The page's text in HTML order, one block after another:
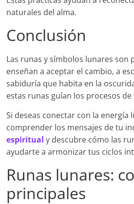
naturales del alma.
Conclusión
Las runas y símbolos lunares
enseñan a aceptar el cambio, a
sabiduría que habita en la
estas runas guían los procesos
Si deseas conectar con la
comprender los mensajes de tu
espiritual y descubre cómo las
ayudarte a armonizar tus ciclos
Runas lunares:
principales